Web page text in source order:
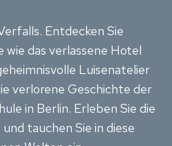
Entdecken Sie
wie das verlassene Hotel
Luisenatelier
verlorene Geschichte der
in Berlin. Erleben Sie die
tauchen Sie in diese